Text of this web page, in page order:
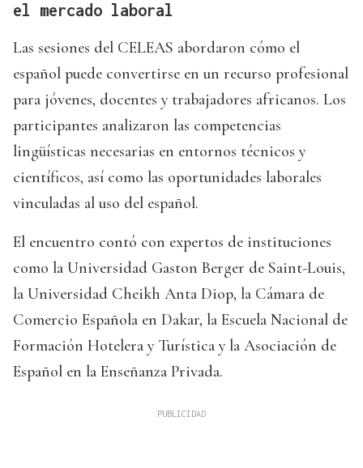
el mercado laboral
Las sesiones del CELEAS abordaron cómo el
español puede convertirse en un recurso profesional
para jóvenes, docentes y trabajadores africanos. Los
participantes analizaron las competencias
lingüísticas necesarias en entornos técnicos y
científicos, así como las oportunidades laborales
vinculadas al uso del español.
El encuentro contó con expertos de instituciones
como la Universidad Gaston Berger de Saint-Louis,
la Universidad Cheikh Anta Diop, la Cámara de
Comercio Española en Dakar, la Escuela Nacional de
Formación Hotelera y Turística y la Asociación de
Español en la Enseñanza Privada.